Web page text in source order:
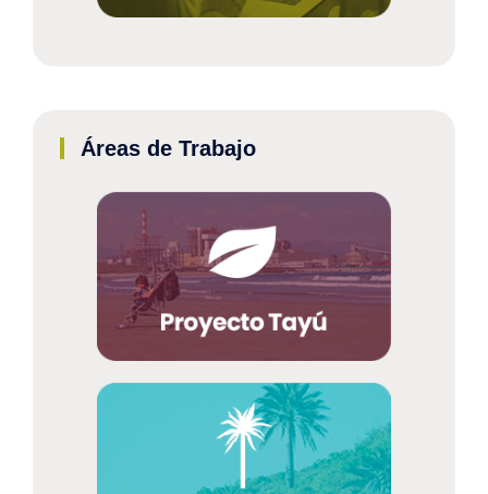
Áreas de Trabajo